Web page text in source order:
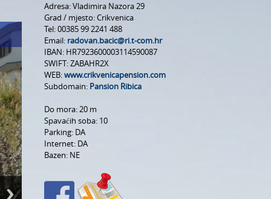
Adresa:Vladimira Nazora 29
Grad / mjesto:Crikvenica
Tel:00385 99 2241 488
Email: radovan.bacic@ri.t-com.hr
IBAN: HR7923600003114590087
SWIFT:ZABAHR2X
WEB:www.crikvenicapension.com
Subdomain: Pansion Ribica
Do mora:20 m
Spavaćih soba: 10
Parking: DA
Internet: DA
Bazen: NE